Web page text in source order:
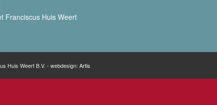
Franciscus Huis Weert
Huis Weert B.V. - webdesign: Artis